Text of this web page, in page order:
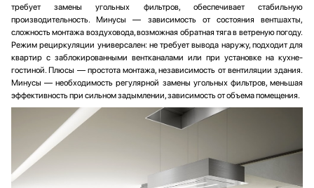
требует замены угольных фильтров, обеспечивает стабильную
производительность. Минусы — зависимость от состояния вентшахты,
сложность монтажа воздуховода, возможная обратная тяга в ветреную погоду.
Режим рециркуляции универсален: не требует вывода наружу, подходит для
квартир с заблокированными вентканалами или при установке на кухне-
гостиной. Плюсы — простота монтажа, независимость от вентиляции здания.
Минусы — необходимость регулярной замены угольных фильтров, меньшая
эффективность при сильном задымлении, зависимость от объема помещения.